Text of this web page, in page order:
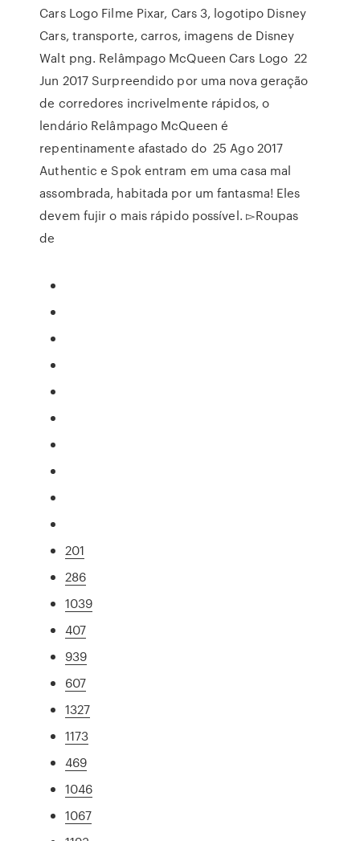
Cars Logo Filme Pixar, Cars 3, logotipo Disney
Cars, transporte, carros, imagens de Disney
Walt png. Relâmpago McQueen Cars Logo 22
Jun 2017 Surpreendido por uma nova geração
de corredores incrivelmente rápidos, o
lendário Relâmpago McQueen é
repentinamente afastado do 25 Ago 2017
Authentic e Spok entram em uma casa mal
assombrada, habitada por um fantasma! Eles
devem fujir o mais rápido possível. ▻Roupas
de
201
286
1039
407
939
607
1327
1173
469
1046
1067